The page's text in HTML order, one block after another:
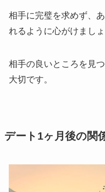
相手に完璧を求めず、
れるように心がけましょ
相手の良いところを見
大切です。
デート1ヶ月後の関